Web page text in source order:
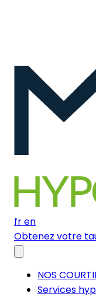
fren
Obtenez votre
NOS
Services